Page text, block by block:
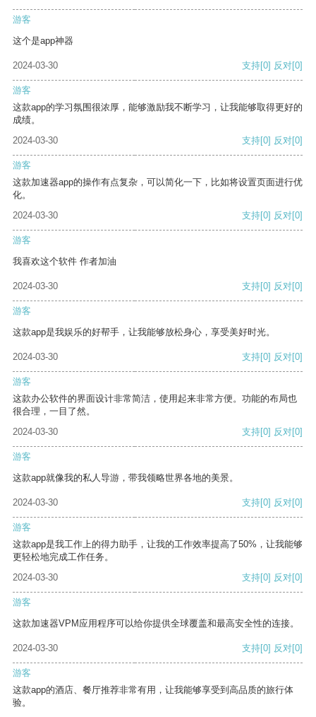
游客
这个是app神器
2024-03-30 支持[0] 反对[0]
游客
这款app的学习氛围很浓厚，能够激励我不断学习，让我能够取得更好的
成绩。
2024-03-30
支持[0] 反对[0]
游客
这款加速器app的操作有点复杂，可以简化一下，比如将设置页面进行优
化。
2024-03-30
支持[0] 反对[0]
游客
我喜欢这个软件 作者加油
2024-03-30 支持[0] 反对[0]
游客
这款app是我娱乐的好帮手，让我能够放松身心，享受美好时光。
2024-03-30 支持[0] 反对[0]
游客
这款办公软件的界面设计非常简洁，使用起来非常方便。功能的布局也
很合理，一目了然。
2024-03-30
支持[0] 反对[0]
游客
这款app就像我的私人导游，带我领略世界各地的美景。
2024-03-30 支持[0] 反对[0]
游客
这款app是我工作上的得力助手，让我的工作效率提高了50%，让我能够
更轻松地完成工作任务。
2024-03-30
支持[0] 反对[0]
游客
这款加速器VPM应用程序可以给你提供全球覆盖和最高安全性的连接。
2024-03-30 支持[0] 反对[0]
游客
这款app的酒店、餐厅推荐非常有用，让我能够享受到高品质的旅行体
验。